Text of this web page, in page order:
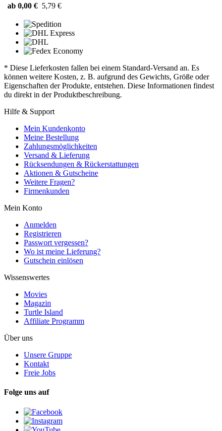
ab 0,00 € 5,79 €
* Diese Lieferkosten fallen bei einem Standard-Versand an. Es
können weitere Kosten, z. B. aufgrund des Gewichts, Größe oder
Eigenschaften der Produkte, entstehen. Diese Informationen findest
du direkt in der Produktbeschreibung.
Hilfe & Support
Mein Kundenkonto
Meine Bestellung
Zahlungsmöglichkeiten
Versand & Lieferung
Rücksendungen & Rückerstattungen
Aktionen & Gutscheine
Weitere Fragen?
Firmenkunden
Mein Konto
Anmelden
Registrieren
Passwort vergessen?
Wo ist meine Lieferung?
Gutschein einlösen
Wissenswertes
Movies
Magazin
Turtle Island
Affiliate Programm
Über uns
Unsere Gruppe
Kontakt
Freie Jobs
Folge uns auf